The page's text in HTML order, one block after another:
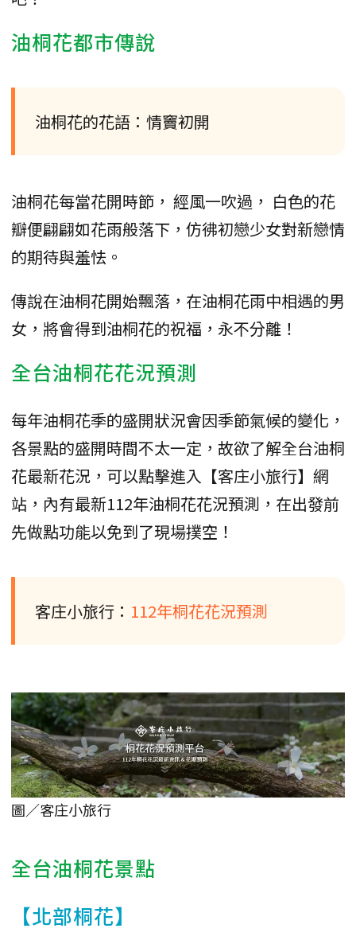
油桐花都市傳說
油桐花的花語：情竇初開
油桐花每當花開時節， 經風一吹過， 白色的花
瓣便翩翩如花雨般落下，仿彿初戀少女對新戀情
的期待與羞怯。
傳說在油桐花開始飄落，在油桐花雨中相遇的男
女，將會得到油桐花的祝福，永不分離！
全台油桐花花況預測
每年油桐花季的盛開狀況會因季節氣候的變化，
各景點的盛開時間不太一定，故欲了解全台油桐
花最新花況，可以點擊進入【客庄小旅行】網
站，內有最新112年油桐花花況預測，在出發前
先做點功能以免到了現場撲空！
客庄小旅行： 112年桐花花況預測
圖／客庄小旅行
全台油桐花景點
【北部桐花】